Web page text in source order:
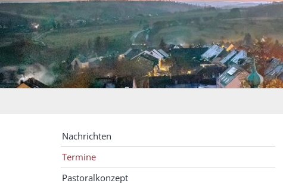
Nachrichten
Termine
Pastoralkonzept